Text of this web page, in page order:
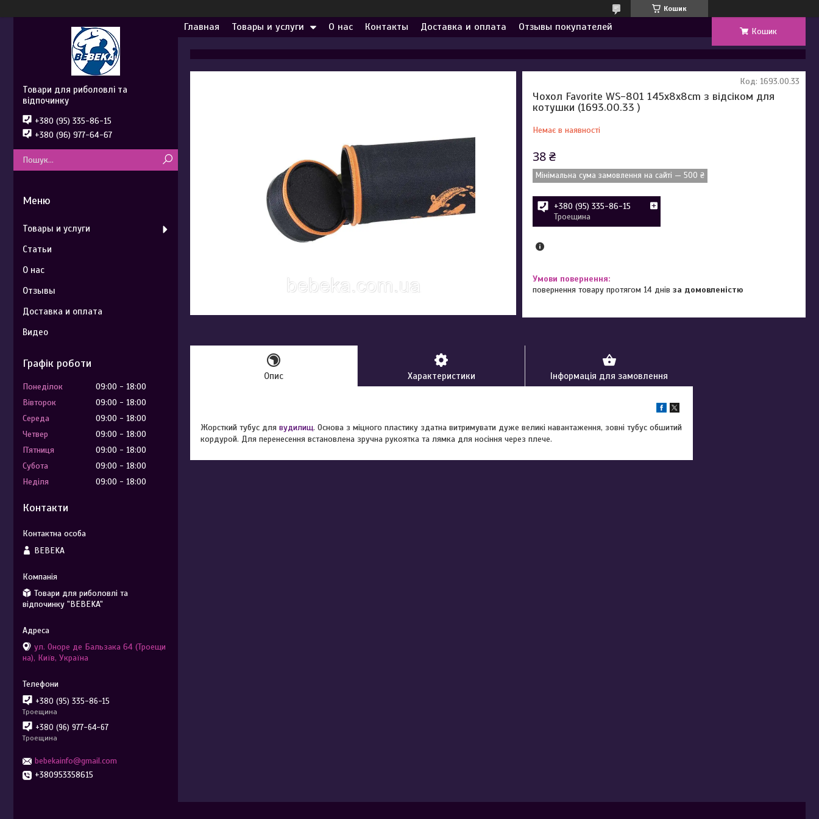
Кошик
Главная Товары и услуги О нас Контакты Доставка и оплата Отзывы покупателей Кошик
Чохол Favorite WS-801 145x8x8cm з відсіком для
котушки (1693.00.33 )
Немає в наявності
Код: 1693.00.33
38 ₴
Мінімальна сума замовлення на сайті — 500 ₴
+380 (95) 335-86-15
Троещина
повернення товару протягом 14 днівза домовленістю
Опис Характеристики Інформація для замовлення
Жорсткий тубус для вудилищ. Основа з міцного пластику здатна витримувати дуже великі навантаження, зовні тубус обшитий
кордурой. Для перенесення встановлена зручна рукоятка та лямка для носіння через плече.
Товари для риболовлі та
відпочинку
+380 (95) 335-86-15
+380 (96) 977-64-67
Товары и услуги
Статьи
О нас
Отзывы
Доставка и оплата
Видео
Графік роботи
Понеділок 09:00
18:00
Вівторок
09:00
18:00
Середа
09:00
18:00
Четвер
09:00
18:00
Пʼятниця
09:00
18:00
Субота
09:00
18:00
Неділя
09:00 18:00
Контакти
BEBEKA
Товари для риболовлі та
відпочинку "BEBEKA"
ул. Оноре де Бальзака 64 (Троещи
на), Київ, Україна
+380 (95) 335-86-15
Троещина
+380 (96) 977-64-67
Троещина
bebekainfo@gmail.com
+380953358615